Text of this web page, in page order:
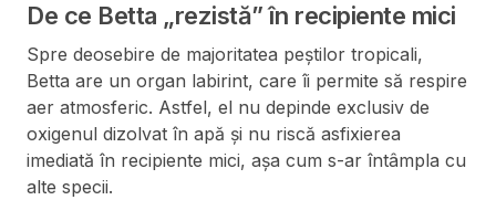
De ce Betta „rezistă” în recipiente mici
Spre deosebire de majoritatea peștilor tropicali,
Betta are un organ labirint, care îi permite să respire
aer atmosferic. Astfel, el nu depinde exclusiv de
oxigenul dizolvat în apă și nu riscă asfixierea
imediată în recipiente mici, așa cum s-ar întâmpla cu
alte specii.